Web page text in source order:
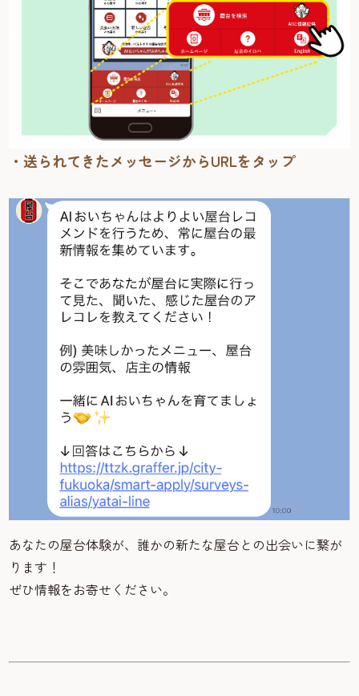
・送られてきたメッセージからURLをタップ
あなたの屋台体験が、誰かの新たな屋台との出会いに繋が
ります！
ぜひ情報をお寄せください。